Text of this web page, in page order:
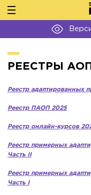
РЕЕСТРЫ
Реестр адаптированных
Реестр ПАОП 2025
Реестр онлайн-курсов
Реестр примерных
Часть II
Реестр примерных
Часть I